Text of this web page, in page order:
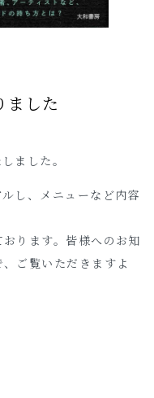
ました
ました。
し、メニューなど内容
ります。皆様へのお知
ご覧いただきますよ